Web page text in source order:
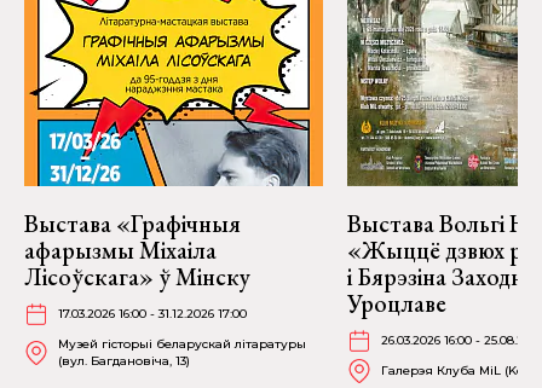
Выстава «Графічныя
афарызмы Міхаіла
Лісоўскага» ў Мінску
17.03.2026 16:00 - 31.12.2026 17:00
Музей гісторыі беларускай літаратуры
(вул. Багдановіча, 13)
Выстава Вольгі
«Жыццё дзвюх
і Бярэзіна
Уроцлаве
26.03.2026 16:00 -
Галерэя Клуба MiL